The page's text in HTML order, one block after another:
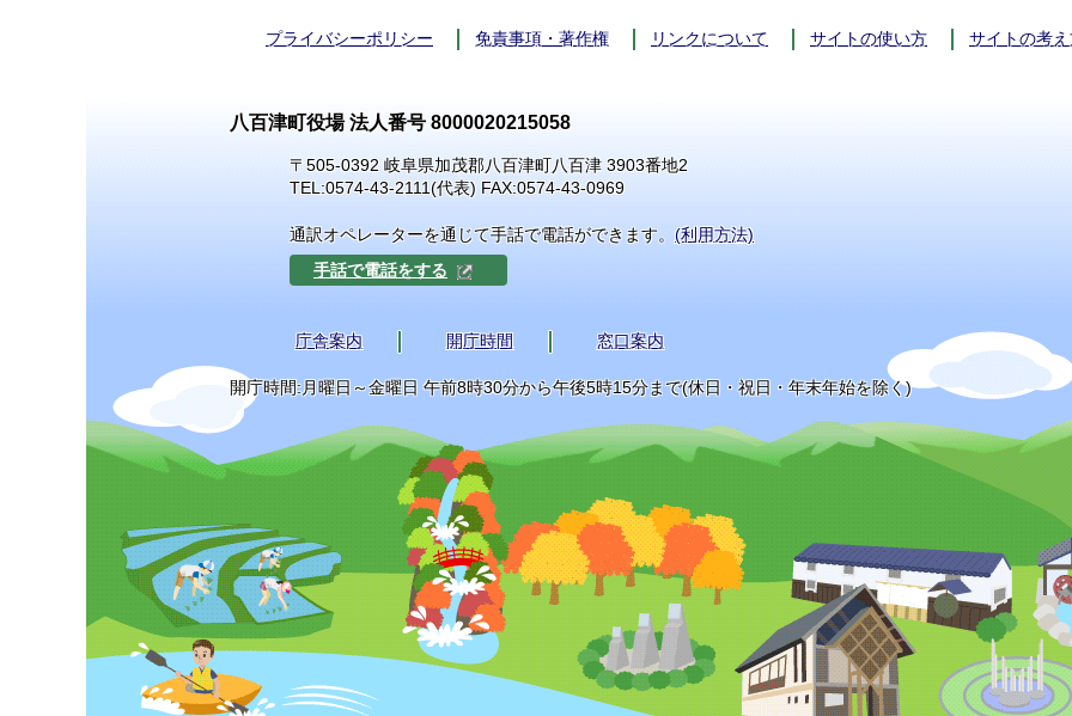
プライバシーポリシー 免責事項・著作権 リンクについて サイトの使い方 サイトの考
八百津町役場 法人番号 8000020215058
〒505-0392 岐阜県加茂郡八百津町八百津 3903番地2
TEL:0574-43-2111(代表) FAX:0574-43-0969
通訳オペレーターを通じて手話で電話ができます。 (利用方法)
手話で電話をする
庁舎案内 開庁時間 窓口案内
開庁時間:月曜日～金曜日 午前8時30分から午後5時15分まで(休日・祝日・年末年始を除く)